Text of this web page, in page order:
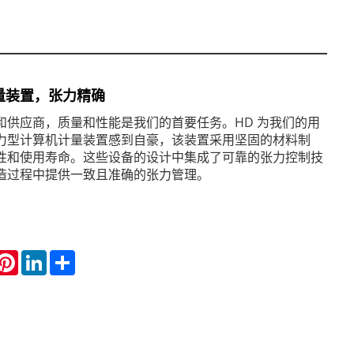
装置，张力精确
供应商，质量和性能是我们的首要任务。HD 为我们的用
型计算机计量装置感到自豪，该装置采用坚固的材料制
和使用寿命。这些设备的设计中集成了可靠的张力控制技
程中提供一致且准确的张力管理。
PinterestLinkedIn